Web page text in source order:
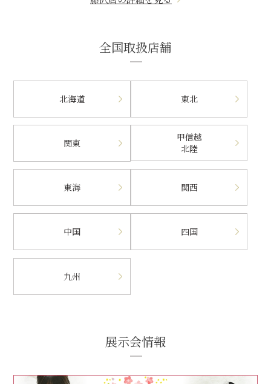
全国取扱店舗
北海道 東北
関東
甲信越
北陸
東海 関西
中国 四国
九州
展示会情報